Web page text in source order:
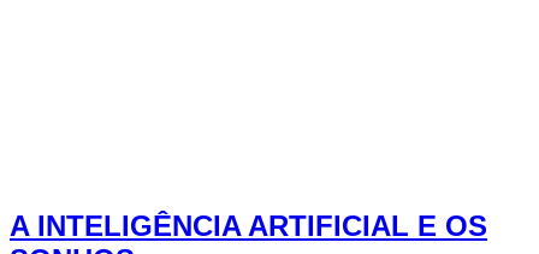
A INTELIGÊNCIA ARTIFICIAL E OS